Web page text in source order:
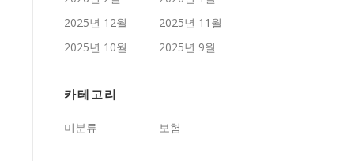
2025년 12월
2025년 11월
2025년 10월
2025년 9월
카테고리
미분류 보험